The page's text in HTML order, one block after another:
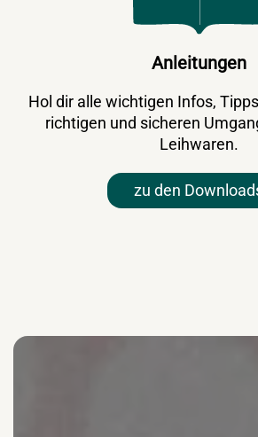
Anleitungen
Hol dir alle wichtigen Infos,
richtigen und sicheren
Leihwaren.
zu den